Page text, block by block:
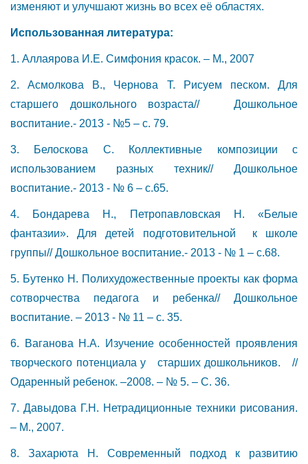
изменяют и улучшают жизнь во всех её областях.
Использованная литература:
1. Аллаярова И.Е. Симфония красок. – М., 2007
2. Асмолкова В., Чернова Т. Рисуем песком. Для
старшего дошкольного возраста// Дошкольное
воспитание.- 2013 - №5 – с. 79.
3. Белоскова С. Коллективные композиции с
использованием разных техник// Дошкольное
воспитание.- 2013 - № 6 – с.65.
4. Бондарева Н., Петропавловская Н. «Белые
фантазии». Для детей подготовительной к школе
группы// Дошкольное воспитание.- 2013 - № 1 – с.68.
5. Бутенко Н. Полихудожественные проекты как форма
сотворчества педагога и ребенка// Дошкольное
воспитание. – 2013 - № 11 – с. 35.
6. Ваганова Н.А. Изучение особенностей проявления
творческого потенциала у старших дошкольников. //
Одаренный ребенок. –2008. – № 5. – С. 36.
7. Давыдова Г.Н. Нетрадиционные техники рисования.
– М., 2007.
8. Захарюта Н. Современный подход к развитию